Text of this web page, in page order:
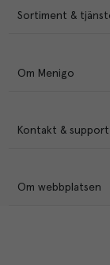
Sortiment &
Om Menigo
Kontakt & support
Om webbplatsen